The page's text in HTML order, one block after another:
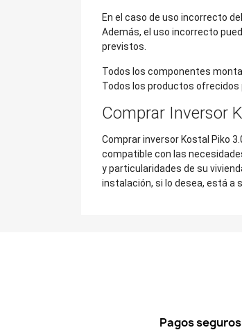
En el caso de uso incorrecto
Además, el uso incorrecto
previstos.
Todos los componentes
Todos los productos ofrecidos
Comprar Inversor
Comprar inversor Kostal Piko
compatible con las
y particularidades de su
instalación, si lo desea, está a
Pagos